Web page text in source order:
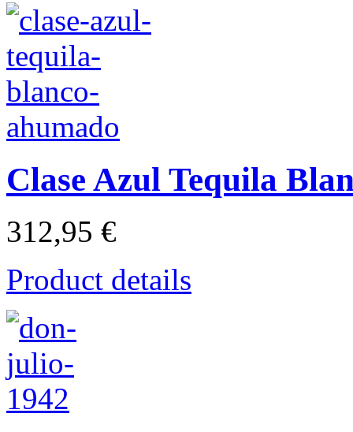
Clase Azul Tequila
312,95 €
Product details